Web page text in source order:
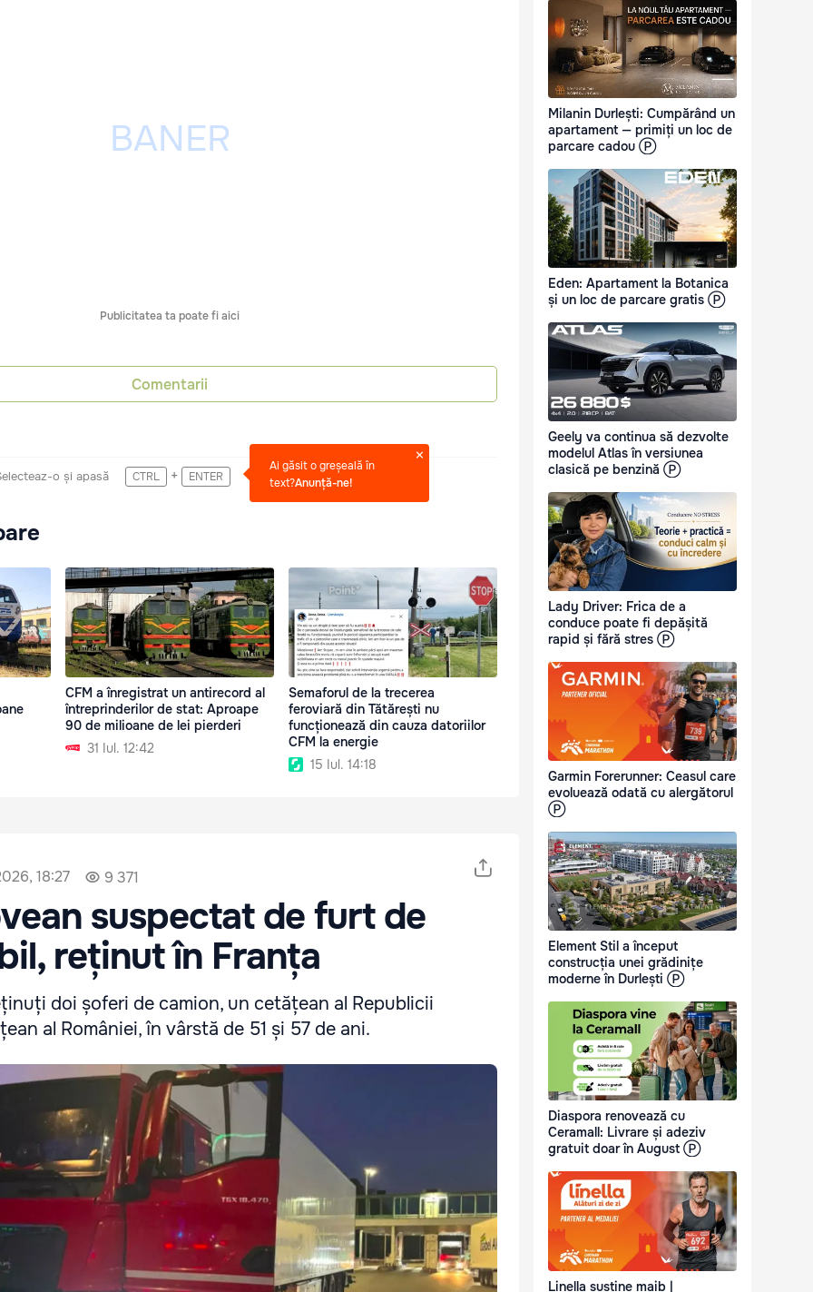
Publicitatea ta poate fi aici
Comentarii
o și apasă CTRL + ENTER
Ai găsit o greșeală în
text?Anunță-ne!
CFM a înregistrat un antirecord al
întreprinderilor de stat: Aproape
90 de milioane de lei pierderi
31 Iul. 12:42
Semaforul de la trecerea
feroviară din Tătărești nu
funcționează din cauza datoriilor
CFM la energie
15 Iul. 14:18
18:27 9 371
suspectat de furt de
reținut în Franța
doi șoferi de camion, un cetățean al Republicii
al României, în vârstă de 51 și 57 de ani.
Milanin Durlești: Cumpărând un
apartament — primiți un loc de
parcare cadou Ⓟ
Eden: Apartament la Botanica
și un loc de parcare gratis Ⓟ
Geely va continua să dezvolte
modelul Atlas în versiunea
clasică pe benzină Ⓟ
Lady Driver: Frica de a
conduce poate fi depășită
rapid și fără stres Ⓟ
Garmin Forerunner: Ceasul care
evoluează odată cu alergătorul
Ⓟ
Element Stil a început
construcția unei grădinițe
moderne în Durlești Ⓟ
Diaspora renovează cu
Ceramall: Livrare și adeziv
gratuit doar în August Ⓟ
Linella susține maib |